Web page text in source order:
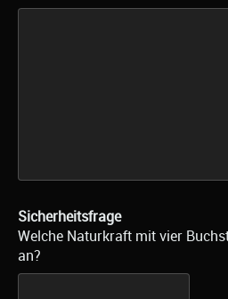
Sicherheitsfrage
Welche Naturkraft mit vier
an?